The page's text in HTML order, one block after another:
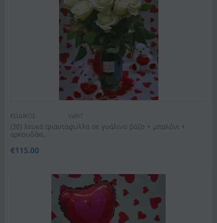
ΚΩΔΙΚΟΣ: Valn7
(30) λευκά τριαντάφυλλα σε γυάλινο βάζο + μπαλόνι +
αρκουδάκι.
€115.00